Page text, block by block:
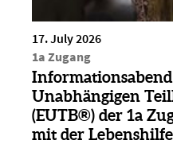
17. July 2026
1a Zugang
Unabhängigen
(EUTB®) der 1a
mit der